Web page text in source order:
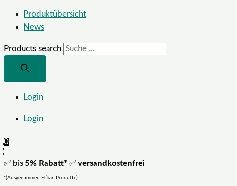
Produktübersicht
News
Products search
Login
Login
0
✅ bis 5% Rabatt* ✅ versandkostenfrei
*(Ausgenommen Elfbar-Produkte)